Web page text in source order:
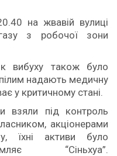
на жвавій вулиці
з робочої зони
вибуху також було
надають медичну
у критичному стані.
взяли під контроль
акціонерами
їхні активи було
“Сіньхуа”.